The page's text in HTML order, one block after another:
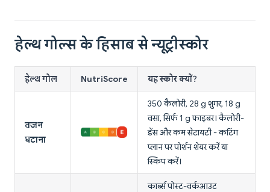
हेल्थ गोल्स के हिसाब से न्यूट्रीस्कोर
हेल्थ गोल NutriScore यह स्कोर क्यों?
वजन
घटाना
350 कैलोरी, 28 g शुगर, 18 g
वसा, सिर्फ 1 g फाइबर। कैलोरी-
डेंस और कम सेटायटी - कटिंग
प्लान पर पोर्शन शेयर करें या
स्किप करें।
कार्ब्स पोस्ट-वर्कआउट